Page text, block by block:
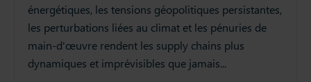
énergétiques, les tensions géopolitiques persistantes,
les perturbations liées au climat et les pénuries de
main-d'œuvre rendent les supply chains plus
dynamiques et imprévisibles que jamais...